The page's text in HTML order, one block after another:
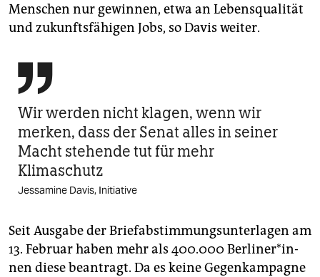
Menschen nur gewinnen, etwa an Lebensqualität
und zukunftsfähigen Jobs, so Davis weiter.

Wir werden nicht klagen, wenn wir
merken, dass der Senat alles in seiner
Macht stehende tut für mehr
Klimaschutz
Jessamine Davis, Initiative
Seit Ausgabe der Briefabstimmungsunterlagen am
13. Februar haben mehr als 400.000 Ber­li­ne­r*in­
nen diese beantragt. Da es keine Gegenkampagne